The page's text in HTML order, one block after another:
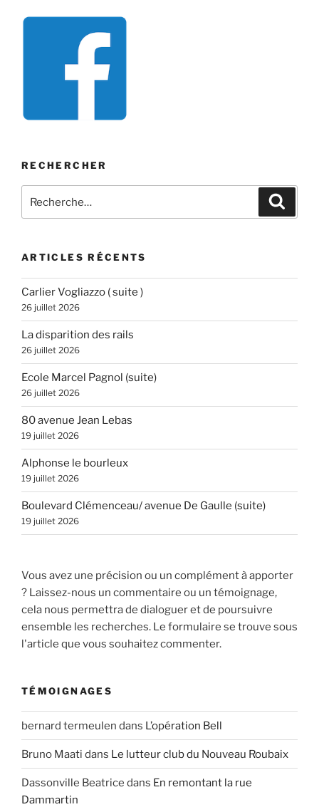
RECHERCHER
pour
ARTICLES RÉCENTS
Carlier Vogliazzo ( suite )
26 juillet 2026
La disparition des rails
26 juillet 2026
Ecole Marcel Pagnol (suite)
26 juillet 2026
80 avenue Jean Lebas
19 juillet 2026
Alphonse le bourleux
19 juillet 2026
Boulevard Clémenceau/ avenue De Gaulle (suite)
19 juillet 2026
Vous avez une précision ou un complément à apporter
? Laissez-nous un commentaire ou un témoignage,
cela nous permettra de dialoguer et de poursuivre
ensemble les recherches. Le formulaire se trouve sous
l'article que vous souhaitez commenter.
TÉMOIGNAGES
bernard termeulen dans L’opération Bell
Bruno Maati dans Le lutteur club du Nouveau Roubaix
Dassonville Beatrice dans En remontant la rue
Dammartin